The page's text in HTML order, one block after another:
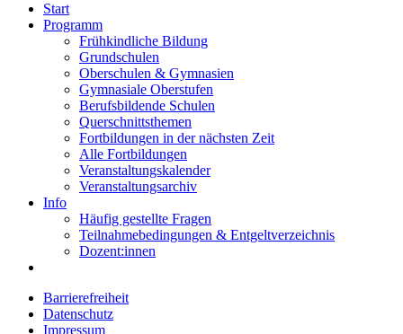
Start
Programm
Frühkindliche Bildung
Grundschulen
Oberschulen & Gymnasien
Gymnasiale Oberstufen
Berufsbildende Schulen
Querschnittsthemen
Fortbildungen in der nächsten Zeit
Alle Fortbildungen
Veranstaltungskalender
Veranstaltungsarchiv
Info
Häufig gestellte Fragen
Teilnahmebedingungen & Entgeltverzeichnis
Dozent:innen
Barrierefreiheit
Datenschutz
Impressum